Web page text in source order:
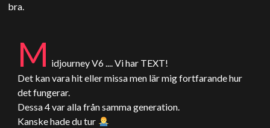
bra.
M idjourney V6 .... Vi har TEXT!
Det kan vara hit eller missa men lär mig fortfarande hur
det fungerar.
Dessa 4 var alla från samma generation.
Kanske hade du tur